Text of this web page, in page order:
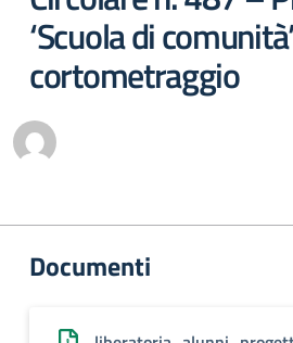
‘Scuola di
cortometraggio
Documenti